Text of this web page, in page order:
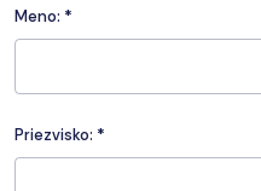
Meno: *
Priezvisko: *